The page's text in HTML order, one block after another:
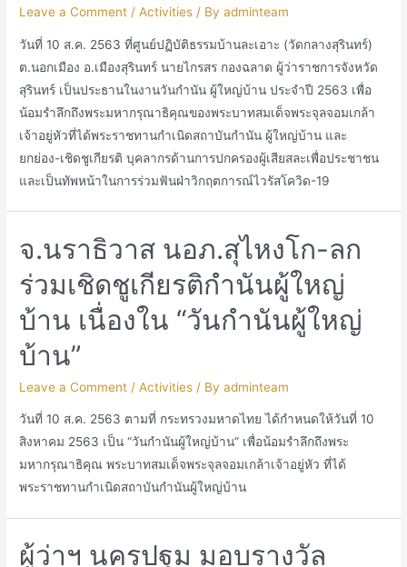
Leave a Comment /Activities / Byadminteam
วันที่ 10 ส.ค. 2563 ที่ศูนย์ปฏิบัติธรรมบ้านละเอาะ (วัดกลางสุรินทร์)
ต.นอกเมือง อ.เมืองสุรินทร์ นายไกรสร กองฉลาด ผู้ว่าราชการจังหวัด
สุรินทร์ เป็นประธานในงานวันกำนัน ผู้ใหญ่บ้าน ประจำปี 2563 เพื่อ
น้อมรำลึกถึงพระมหากรุณาธิคุณของพระบาทสมเด็จพระจุลจอมเกล้า
เจ้าอยู่หัวที่ได้พระราชทานกำเนิดสถาบันกำนัน ผู้ใหญ่บ้าน และ
ยกย่อง-เชิดชูเกียรติ บุคลากรด้านการปกครองผู้เสียสละเพื่อประชาชน
และเป็นทัพหน้าในการร่วมฟันฝ่าวิกฤตการณ์ไวรัสโควิด-19
จ.นราธิวาส นอภ.สุไหงโก-ลก
ร่วมเชิดชูเกียรติกำนันผู้ใหญ่
บ้าน เนื่องใน “วันกำนันผู้ใหญ่
บ้าน”
Leave a Comment /Activities / Byadminteam
วันที่ 10 ส.ค. 2563 ตามที่ กระทรวงมหาดไทย ได้กำหนดให้วันที่ 10
สิงหาคม 2563 เป็น “วันกำนันผู้ใหญ่บ้าน” เพื่อน้อมรำลึกถึงพระ
มหากรุณาธิคุณ พระบาทสมเด็จพระจุลจอมเกล้าเจ้าอยู่หัว ที่ได้
พระราชทานกำเนิดสถาบันกำนันผู้ใหญ่บ้าน
ผู้ว่าฯ นครปฐม มอบรางวัล